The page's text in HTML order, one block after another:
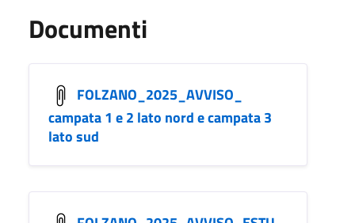
Documenti
FOLZANO_2025_AVVISO_
campata 1 e 2 lato nord e campata 3
lato sud